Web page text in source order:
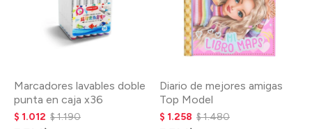
Marcadores lavables doble
punta en caja x36
$ 1.012 $1.190
Diario de mejores amigas
Top Model
$ 1.258 $1.480